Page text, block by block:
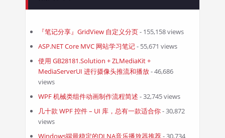
『笔记分享』GridView 自定义分页- 155,158 views
ASP.NET Core MVC 网站学习笔记- 55,671 views
使用 GB28181.Solution + ZLMediaKit +
MediaServerUI 进行摄像头推流和播放- 46,686
views
WPF 机械类组件动画制作流程简述 - 32,745 views
几十款 WPF 控件 – UI 库，总有一款适合你- 30,872
views
Windows端最稳定的DLNA音乐播放器推荐- 30,734